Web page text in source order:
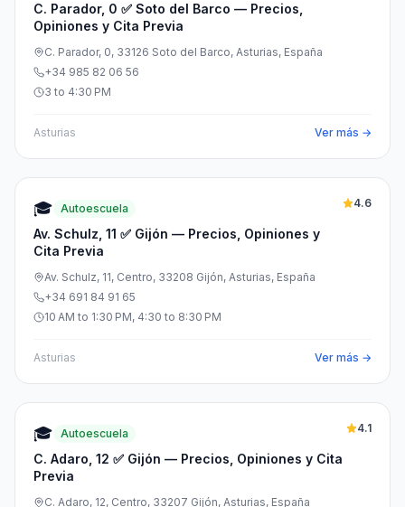
C. Parador, 0 ✅ Soto del Barco — Precios,
Opiniones y Cita Previa
C. Parador, 0, 33126 Soto del Barco, Asturias, España
+34 985 82 06 56
3 to 4:30 PM
Asturias Ver más →
🎓 Autoescuela
Av. Schulz, 11 ✅ Gijón — Precios, Opiniones y
Cita Previa
4.6
Av. Schulz, 11, Centro, 33208 Gijón, Asturias, España
+34 691 84 91 65
10 AM to 1:30 PM, 4:30 to 8:30 PM
Asturias Ver más →
🎓 Autoescuela
C. Adaro, 12 ✅ Gijón — Precios, Opiniones y Cita
Previa
4.1
C. Adaro, 12, Centro, 33207 Gijón, Asturias, España